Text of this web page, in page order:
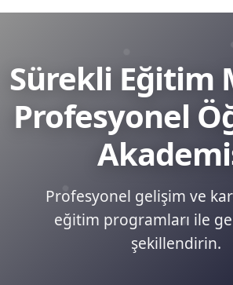
Sürekli Eğitim
Profesyonel
Profesyonel gelişim ve
eğitim programları ile
şekillendirin.